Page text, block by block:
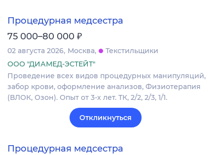
Процедурная медсестра
75 000–80 000 ₽
02 августа 2026 Москва
Текстильщики
ООО "ДИАМЕД-ЭСТЕЙТ"
Проведение всех видов процедурных манипуляций,
забор крови, оформление анализов, Физиотерапия
(ВЛОК, Озон). Опыт от 3-х лет. ТК, 2/2, 2/3, 1/1.
Откликнуться
Процедурная медсестра